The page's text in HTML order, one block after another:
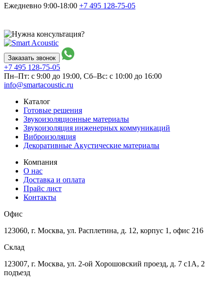
Ежедневно 9:00-18:00 +7 495 128-75-05
Заказать звонок
+7 495 128-75-05
Пн–Пт: с 9:00 до 19:00, Сб–Вс: с 10:00 до 16:00
info@smartacoustic.ru
Каталог
Готовые решения
Звукоизоляционные материалы
Звукоизоляция инженерных коммуникаций
Виброизоляция
Декоративные Акустические материалы
Компания
О нас
Доставка и оплата
Прайс лист
Контакты
Офис
123060, г. Москва, ул. Расплетина, д. 12, корпус 1, офис 216
Склад
123007, г. Москва, ул. 2-ой Хорошовский проезд, д. 7 с1А, 2
подъезд